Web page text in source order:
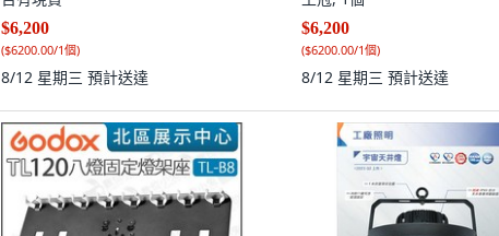
$6,200
($6200.00/1個)
8/12 星期三 預計送達
$6,200
($6200.00/1個)
8/12 星期三 預計送達